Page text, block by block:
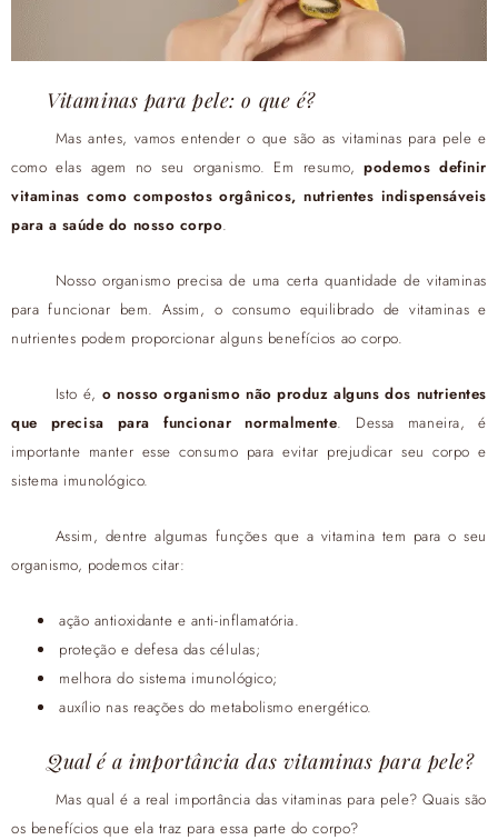
Vitaminas para pele: o que é?
Mas antes, vamos entender o que são as vitaminas para pele e
como elas agem no seu organismo. Em resumo,podemos definir
vitaminas como compostos orgânicos, nutrientes indispensáveis
para a saúde do nosso corpo.
Nosso organismo precisa de uma certa quantidade de vitaminas
para funcionar bem. Assim, o consumo equilibrado de vitaminas e
nutrientes podem proporcionar alguns benefícios ao corpo.
Isto é, o nosso organismo não produz alguns dos nutrientes
que precisa para funcionar normalmente. Dessa maneira, é
importante manter esse consumo para evitar prejudicar seu corpo e
sistema imunológico.
Assim, dentre algumas funções que a vitamina tem para o seu
organismo, podemos citar:
ação antioxidante e anti-inflamatória.
proteção e defesa das células;
melhora do sistema imunológico;
auxílio nas reações do metabolismo energético.
Qual é a importância das vitaminas para pele?
Mas qual é a real importância das vitaminas para pele? Quais são
os benefícios que ela traz para essa parte do corpo?